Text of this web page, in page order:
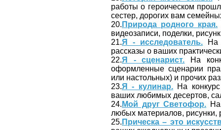
работы о героическом
сестер, дорогих вам
20. Природа родного края.
видеозаписи, поделки,
21.Я - исследователь. На
рассказы о ваших
22.Я - сценарист. На
оформленные сценарии
или настольных) и прочих
23.Я - кулинар.На конкурс
ваших любимых десертов,
24. Мой друг Светофор.
любых материалов, рисунки,
25. Прическа – это